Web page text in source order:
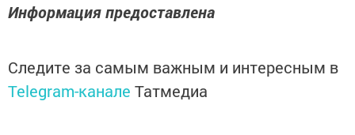
Информация предоставлена
Следите за самым важным и интересным в
Telegram-канале Татмедиа